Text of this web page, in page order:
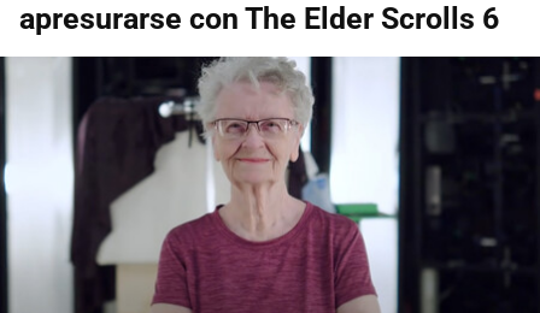
apresurarse con The Elder Scrolls 6